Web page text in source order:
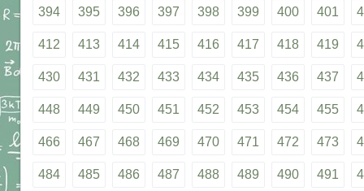
394 395 396 397 398 399 400 401
412 413 414 415 416 417 418 419
430 431 432 433 434 435 436 437
448 449 450 451 452 453 454 455
466 467 468 469 470 471 472 473
484 485 486 487 488 489 490 491